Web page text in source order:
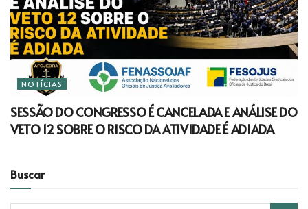
NOTÍCIAS
SESSÃO DO CONGRESSO É CANCELADA E ANÁLISE DO
VETO 12 SOBRE O RISCO DA ATIVIDADE É ADIADA
Buscar